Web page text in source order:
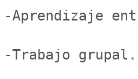
-Aprendizaje
-Trabajo grupal.